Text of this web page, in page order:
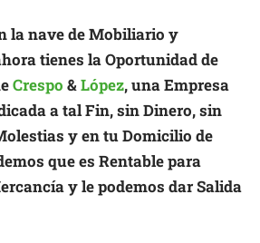
la nave de Mobiliario y
tienes la Oportunidad de
Crespo &López, una Empresa
a tal Fin, sin Dinero, sin
y en tu Domicilio de
que es Rentable para
y le podemos dar Salida